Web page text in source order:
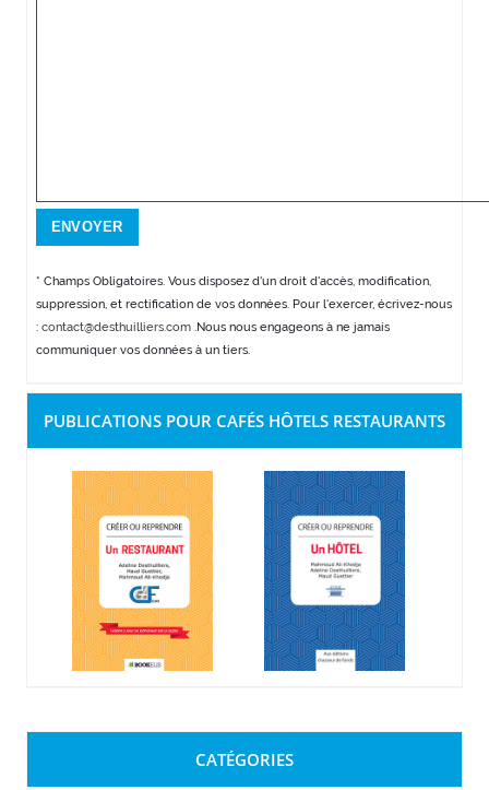
* Champs Obligatoires. Vous disposez d'un droit d'accès, modification,
suppression, et rectification de vos données. Pour l'exercer, écrivez-nous
: contact@desthuilliers.com.Nous nous engageons à ne jamais
communiquer vos données à un tiers.
PUBLICATIONS POUR CAFÉS HÔTELS RESTAURANTS
CATÉGORIES